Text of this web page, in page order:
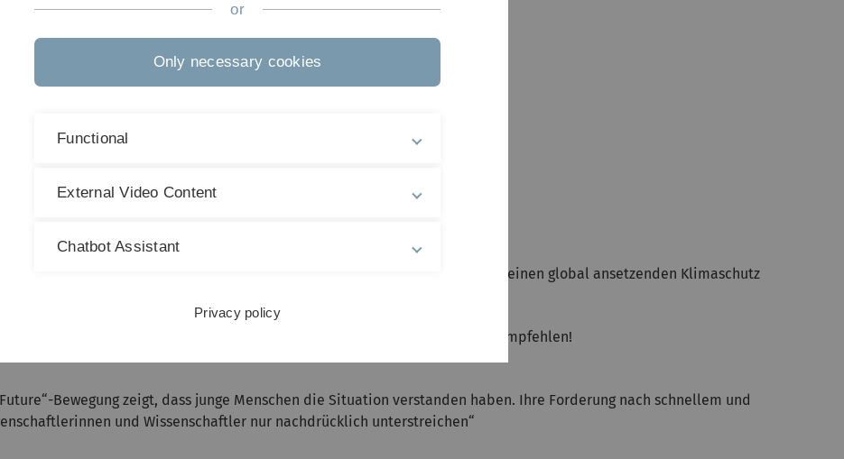
Infos kompakt zusammengestellt.
und Salate.
und des Ulmer FAW/n für nachhaltige Entwicklung und einen global ansetzenden Klimaschutz
Möglichkeit sich umfassend und fundiert zu informieren. Unbedingt zu empfehlen!
Bewegung zeigt, dass junge Menschen die Situation verstanden haben. Ihre Forderung nach schnellem und
und Wissenschaftler nur nachdrücklich unterstreichen“
or
Only necessary cookies
Functional
External Video Content
Chatbot Assistant
Privacy policy